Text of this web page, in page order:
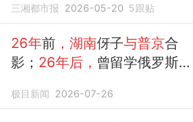
说：“他向我父亲致以问候
会终生铭记这一天”
三湘都市报 2026-05-20 5跟贴
26年前，湖南伢子与普京合
影； 26年后， 曾留学俄罗斯、
时机成熟，将重返俄罗斯，重
极目新闻 2026-07-26